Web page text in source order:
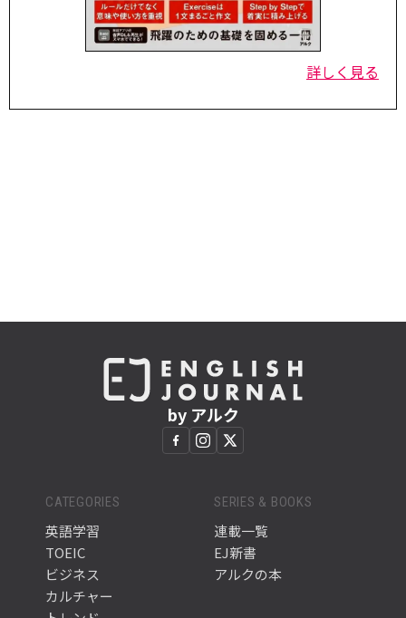
詳しく見る
by アルク
CATEGORIES
英語学習
TOEIC
ビジネス
カルチャー
SERIES & BOOKS
連載一覧
EJ新書
アルクの本